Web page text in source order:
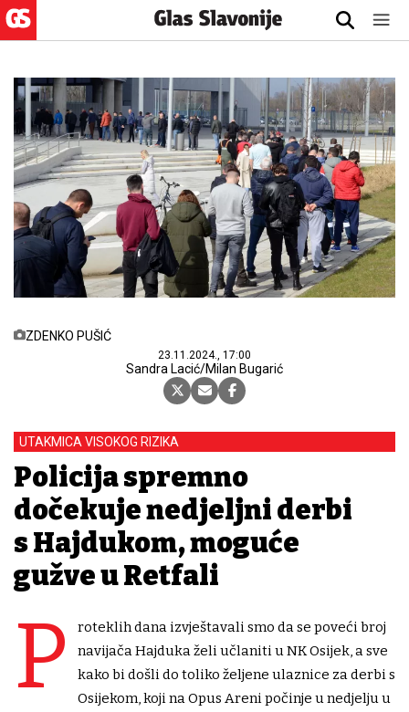
ZDENKO PUŠIĆ
23.11.2024., 17:00
Sandra Lacić/Milan Bugarić
UTAKMICA VISOKOG RIZIKA
Policija spremno
dočekuje nedjeljni derbi
s Hajdukom, moguće
gužve u Retfali
P
roteklih dana izvještavali smo da se poveći broj
navijača Hajduka želi učlaniti u NK Osijek, a sve
kako bi došli do toliko željene ulaznice za derbi s
Osijekom, koji na Opus Areni počinje u nedjelju u